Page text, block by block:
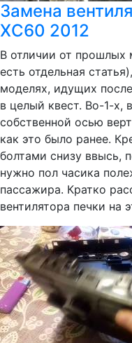
Замена
XC60 2012
В отличии от прошлых
есть отдельная
моделях, идущих
в целый квест. Во-1-х,
собственной осью
как это было ранее.
болтами снизу ввысь,
нужно пол часика
пассажира. Кратко
вентилятора печки на